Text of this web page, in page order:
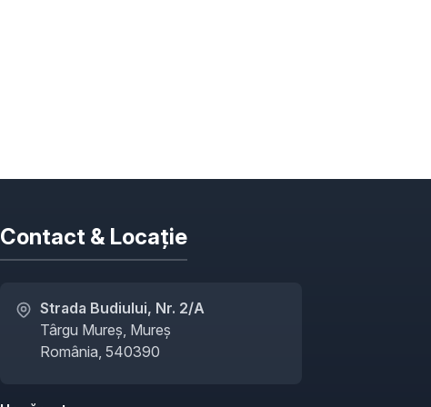
Contact & Locație
Strada Budiului, Nr. 2/A
Târgu Mureș, Mureș
România, 540390